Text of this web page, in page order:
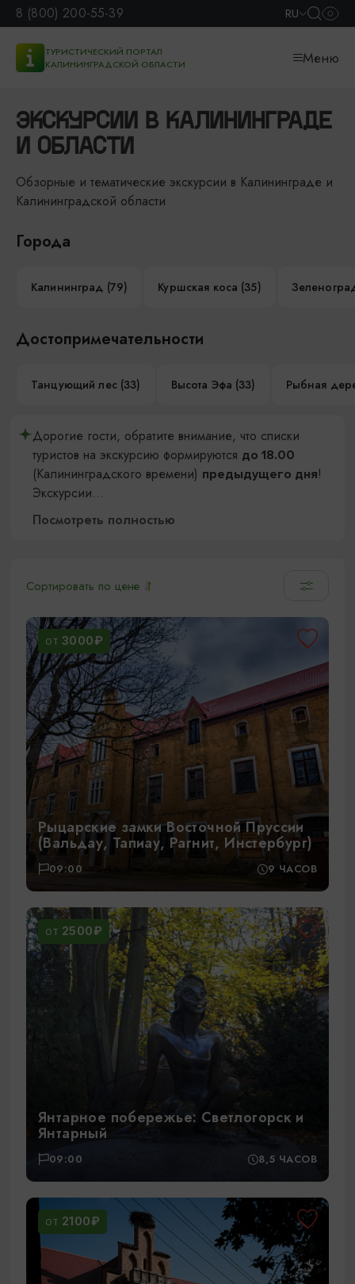
8 (800) 200-55-39 RU
ТУРИСТИЧЕСКИЙ ПОРТАЛ
КАЛИНИНГРАДСКОЙ ОБЛАСТИ
Меню
ЭКСКУРСИИ В КАЛИНИНГРАДЕ
И ОБЛАСТИ
Обзорные и тематические экскурсии в Калининграде и
Калининградской области
Города
Калининград (79) Куршская коса (35)
Достопримечательности
Танцующий лес (33) Высота Эфа (33) Рыбная
Дорогие гости, обратите внимание, что списки
туристов на экскурсию формируются до 18.00
(Калининградского времени) предыдущего дня!
Экскурсии...
Посмотреть полностью
Сортировать по цене
ОТ 3000₽
Рыцарские замки Восточной Пруссии
(Вальдау, Тапиау, Рагнит, Инстербург)
09:00 9 ЧАСОВ
ОТ 2500₽
Янтарное побережье: Светлогорск и
Янтарный
09:00 8,5 ЧАСОВ
ОТ 2100₽